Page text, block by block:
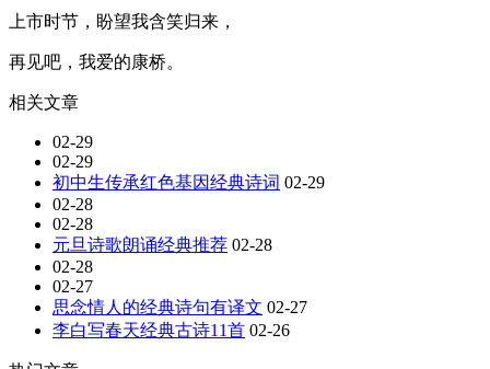
上市时节，盼望我含笑归来，
再见吧，我爱的康桥。
相关文章
02-29
02-29
初中生传承红色基因经典诗词 02-29
02-28
02-28
元旦诗歌朗诵经典推荐 02-28
02-28
02-27
思念情人的经典诗句有译文 02-27
李白写春天经典古诗11首 02-26